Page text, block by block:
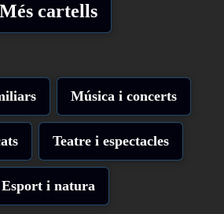
Més cartells
Música i concerts
Teatre i espectacles
Esport i natura